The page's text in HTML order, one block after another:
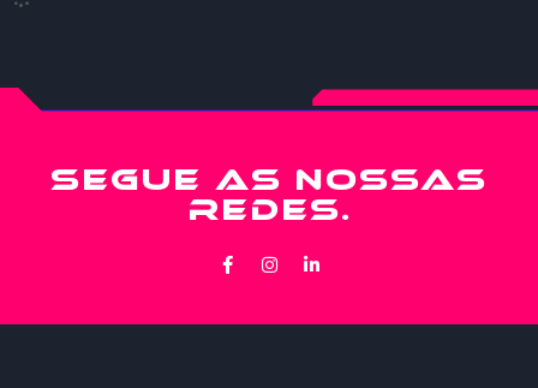
SEGUE AS NOSSAS
REDES.